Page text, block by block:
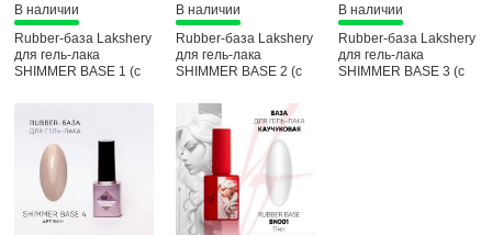
В наличии
Rubber-база Lakshery
для гель-лака
SHIMMER BASE 1 (с
В наличии
Rubber-база Lakshery
для гель-лака
SHIMMER BASE 2 (с
В наличии
Rubber-база Lakshery
для гель-лака
SHIMMER BASE 3 (с